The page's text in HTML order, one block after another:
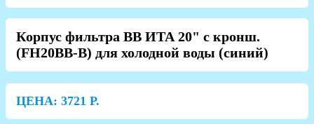
Корпус фильтра ВВ ИТА 20" с кронш.
(FH20BB-B) для холодной воды (синий)
ЦЕНА: 3721 Р.